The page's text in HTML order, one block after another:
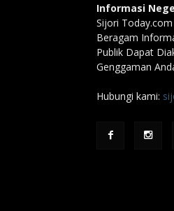
Informasi
Sijori
Beragam
Publik Dapat
Genggaman
Hubungi kami: